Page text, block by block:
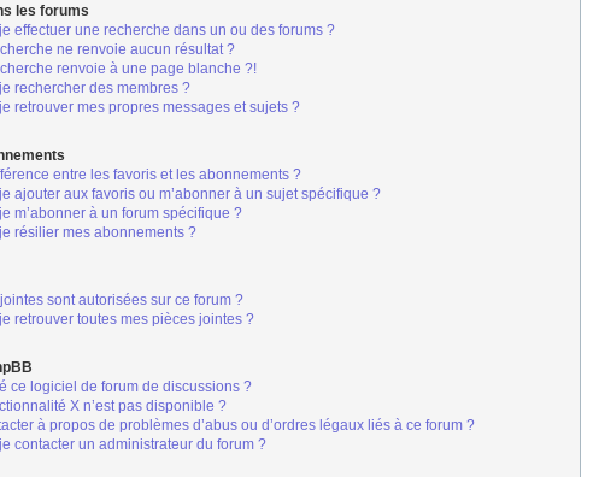
les forums
effectuer une recherche dans un ou des forums ?
ne renvoie aucun résultat ?
renvoie à une page blanche ?!
rechercher des membres ?
retrouver mes propres messages et sujets ?
entre les favoris et les abonnements ?
ajouter aux favoris ou m’abonner à un sujet spécifique ?
m’abonner à un forum spécifique ?
résilier mes abonnements ?
sont autorisées sur ce forum ?
retrouver toutes mes pièces jointes ?
ce logiciel de forum de discussions ?
X n’est pas disponible ?
à propos de problèmes d’abus ou d’ordres légaux liés à ce forum ?
contacter un administrateur du forum ?